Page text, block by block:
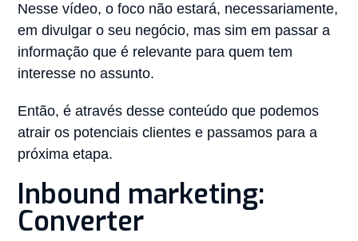
Nesse vídeo, o foco não estará, necessariamente,
em divulgar o seu negócio, mas sim em passar a
informação que é relevante para quem tem
interesse no assunto.
Então, é através desse conteúdo que podemos
atrair os potenciais clientes e passamos para a
próxima etapa.
Inbound marketing:
Converter